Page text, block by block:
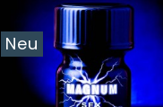
Neu